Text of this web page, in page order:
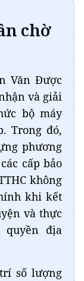
chờ
Văn Được
và giải
bộ máy
Trong đó,
phương
cấp bảo
không
khi kết
và thực
địa
số lượng